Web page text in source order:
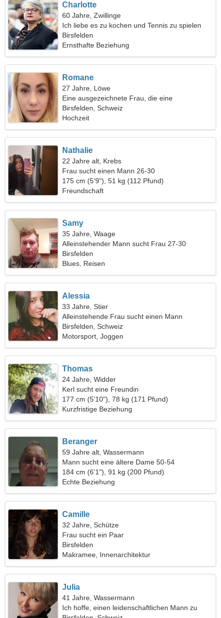
Charlotte
60 Jahre, Zwillinge
Ich liebe es zu kochen und Tennis zu spielen
Birsfelden
Ernsthafte Beziehung
Romane
27 Jahre, Löwe
Eine ausgezeichnete Frau, die eine
Liebesbeziehung sucht
Birsfelden, Schweiz
Hochzeit
Nathalie
22 Jahre alt, Krebs
Frau sucht einen Mann 26-30
175 cm (5'9"), 51 kg (112 Pfund)
Freundschaft
Samy
35 Jahre, Waage
Alleinstehender Mann sucht Frau 27-30
Birsfelden
Blues, Reisen
Alessia
33 Jahre, Stier
Alleinstehende Frau sucht einen Mann
Birsfelden, Schweiz
Motorsport, Joggen
Thomas
24 Jahre, Widder
Kerl sucht eine Freundin
177 cm (5'10"), 78 kg (171 Pfund)
Kurzfristige Beziehung
Beranger
59 Jahre alt, Wassermann
Mann sucht eine ältere Dame 50-54
184 cm (6'1"), 91 kg (200 Pfund)
Echte Beziehung
Camille
32 Jahre, Schütze
Frau sucht ein Paar
Birsfelden
Makramee, Innenarchitektur
Julia
41 Jahre, Wassermann
Ich hoffe, einen leidenschaftlichen Mann zu